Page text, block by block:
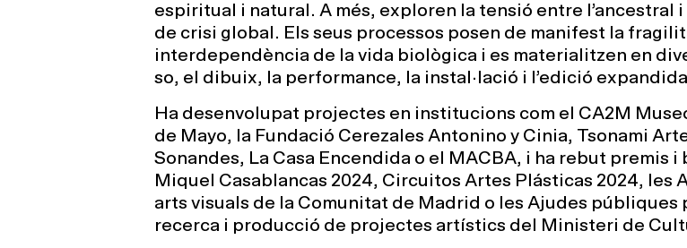
espiritual i natural. A més, exploren la tensió entre l’ancestral
de crisi global. Els seus processos posen de manifest la
interdependència de la vida biològica i es materialitzen en
so, el dibuix, la performance, la instal·lació i l’edició
Ha desenvolupat projectes en institucions com el CA2M
de Mayo, la Fundació Cerezales Antonino y Cinia, Tsonami
Sonandes, La Casa Encendida o el MACBA, i ha rebut premis i
Miquel Casablancas 2024, Circuitos Artes Plásticas 2024, les
arts visuals de la Comunitat de Madrid o les Ajudes públiques
recerca i producció de projectes artístics del Ministeri de